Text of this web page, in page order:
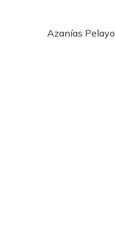
Azanías Pelayo